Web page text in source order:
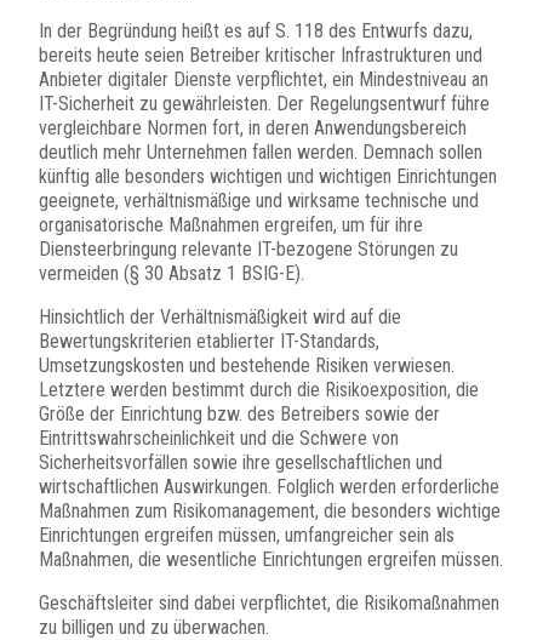
In der Begründung heißt es auf S. 118 des Entwurfs dazu,
bereits heute seien Betreiber kritischer Infrastrukturen und
Anbieter digitaler Dienste verpflichtet, ein Mindestniveau an
IT-Sicherheit zu gewährleisten. Der Regelungsentwurf führe
vergleichbare Normen fort, in deren Anwendungsbereich
deutlich mehr Unternehmen fallen werden. Demnach sollen
künftig alle besonders wichtigen und wichtigen Einrichtungen
geeignete, verhältnismäßige und wirksame technische und
organisatorische Maßnahmen ergreifen, um für ihre
Diensteerbringung relevante IT-bezogene Störungen zu
vermeiden (§ 30 Absatz 1 BSIG-E).
Hinsichtlich der Verhältnismäßigkeit wird auf die
Bewertungskriterien etablierter IT-Standards,
Umsetzungskosten und bestehende Risiken verwiesen.
Letztere werden bestimmt durch die Risikoexposition, die
Größe der Einrichtung bzw. des Betreibers sowie der
Eintrittswahrscheinlichkeit und die Schwere von
Sicherheitsvorfällen sowie ihre gesellschaftlichen und
wirtschaftlichen Auswirkungen. Folglich werden erforderliche
Maßnahmen zum Risikomanagement, die besonders wichtige
Einrichtungen ergreifen müssen, umfangreicher sein als
Maßnahmen, die wesentliche Einrichtungen ergreifen müssen.
Geschäftsleiter sind dabei verpflichtet, die Risikomaßnahmen
zu billigen und zu überwachen.